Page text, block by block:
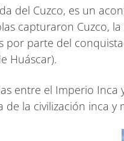
del Cuzco, es un
capturaron Cuzco,
por parte del
Huáscar).
entre el Imperio Inca
la civilización inca